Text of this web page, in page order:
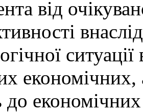
від
економічних